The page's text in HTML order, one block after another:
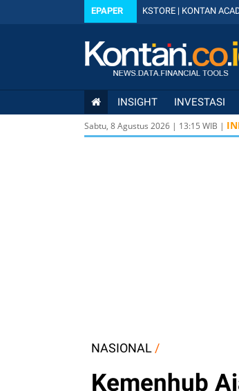
EPAPER KSTORE | KONTAN
INSIGHT INVESTASI
Sabtu, 8 Agustus 2026 | 13:15 WIB |
ISSI
IDX30
NASIONAL /
Kemenhub